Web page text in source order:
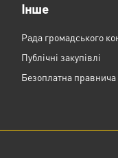
Інше
Рада громадського
Публічні закупівлі
Безоплатна